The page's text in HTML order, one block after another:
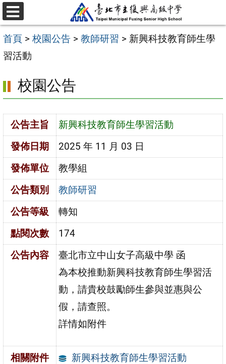
跳
至
主
要
容
區
選
單
首頁 > 校園公告 > 教師研習 > 新興科技教育師生學
習活動
校園公告
公告主旨
新興科技教育師生學習活動
發佈日期
2025 年 11 月 03 日
發佈單位
教學組
公告類別
教師研習
公告等級
轉知
點閱次數
174
公告內容
臺北市立中山女子高級中學 函
為本校推動新興科技教育師生學習活
動，請貴校鼓勵師生參與並惠與公
假，請查照。
詳情如附件
相關附件 新興科技教育師生學習活動